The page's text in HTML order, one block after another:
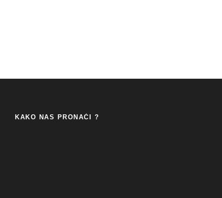
KAKO NAS PRONAĆI ?